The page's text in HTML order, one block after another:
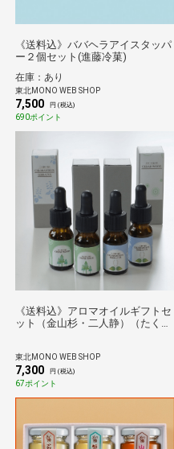
《送料込》ババヘラアイスタッパ
ー２個セット(進藤冷菓)
在庫：あり
東北MONO WEB SHOP
7,500 円 (税込)
690ポイント
《送料込》アロマオイルギフトセ
ット（金山杉・二人静）（たくみ
東北MONO WEB SHOP
7,300 円 (税込)
67ポイント